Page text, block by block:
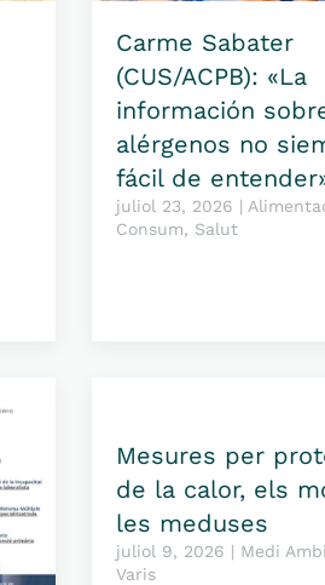
Carme Sabater
(CUS/ACPB): «La
información
alérgenos no
fácil de
juliol 23, 2026 |
Consum, Salut
Mesures per
de la calor, els
les meduses
juliol 9, 2026 | Medi
Varis